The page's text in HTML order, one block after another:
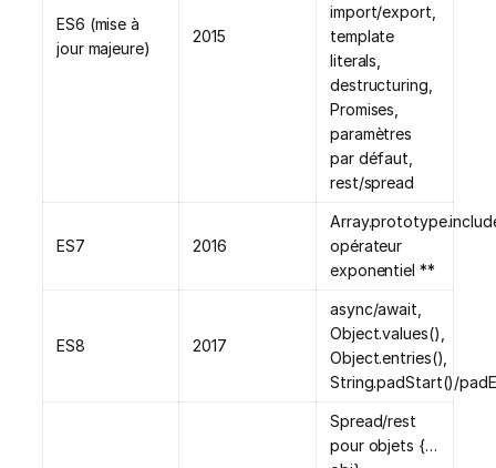
ES6 (mise à
jour majeure)
2015
import/export,
template
literals,
destructuring,
Promises,
paramètres
par défaut,
rest/spread
ES7 2016
opérateur
exponentiel **
ES8 2017
async/await,
Object.values(),
Object.entries(),
String.padStart()/
Spread/rest
pour objets {…